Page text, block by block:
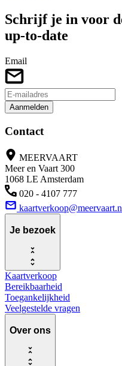
Schrijf je in voor
up-to-date
Email
Aanmelden
Contact
MEERVAART
Meer en Vaart 300
1068 LE Amsterdam
020 - 4107 777
Je bezoek
Kaartverkoop
Bereikbaarheid
Toegankelijkheid
Veelgestelde vragen
Over ons